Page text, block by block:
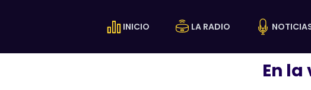
INICIO LA RADIO
En